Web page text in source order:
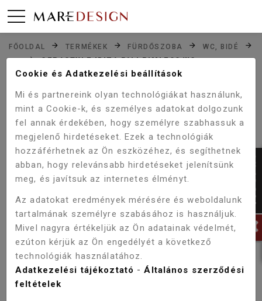
FŐOLDAL TERMÉKEK FÜRDŐSZOBA
WC, BIDÉ
WC
CERASTYLE IBIZA FALI RIMLESS WC
Cookie és Adatkezelési beállítások
Mi és partnereink olyan technológiákat használunk,
mint a Cookie-k, és személyes adatokat dolgozunk
fel annak érdekében, hogy személyre szabhassuk a
megjelenő hirdetéseket. Ezek a technológiák
hozzáférhetnek az Ön eszközéhez, és segíthetnek
abban, hogy relevánsabb hirdetéseket jelenítsünk
meg, és javítsuk az internetes élményt.
Az adatokat eredmények mérésére és weboldalunk
tartalmának személyre szabásához is használjuk.
Mivel nagyra értékeljük az Ön adatainak védelmét,
ezúton kérjük az Ön engedélyét a következő
technológiák használatához.
Adatkezelési tájékoztató -Általános szerződési
feltételek